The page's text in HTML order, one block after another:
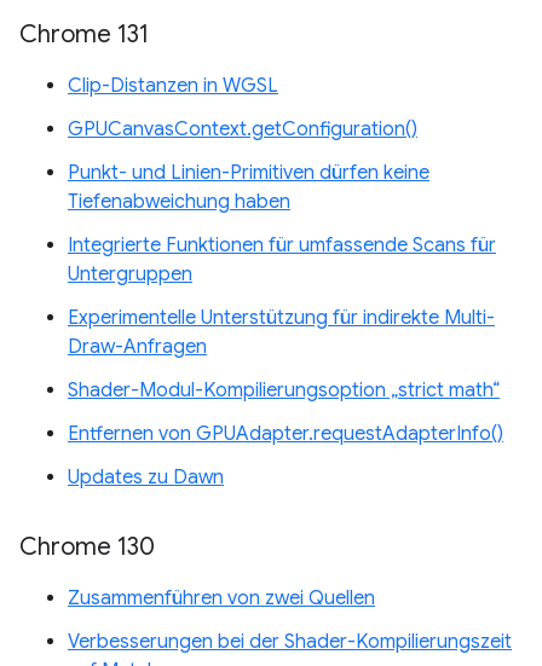
Chrome 131
Clip-Distanzen in WGSL
GPUCanvasContext.getConfiguration()
Punkt- und Linien-Primitiven dürfen keine
Tiefenabweichung haben
Integrierte Funktionen für umfassende Scans für
Untergruppen
Experimentelle Unterstützung für indirekte Multi-
Draw-Anfragen
Shader-Modul-Kompilierungsoption „strict math“
Entfernen von GPUAdapter.requestAdapterInfo()
Updates zu Dawn
Chrome 130
Zusammenführen von zwei Quellen
Verbesserungen bei der Shader-Kompilierungszeit